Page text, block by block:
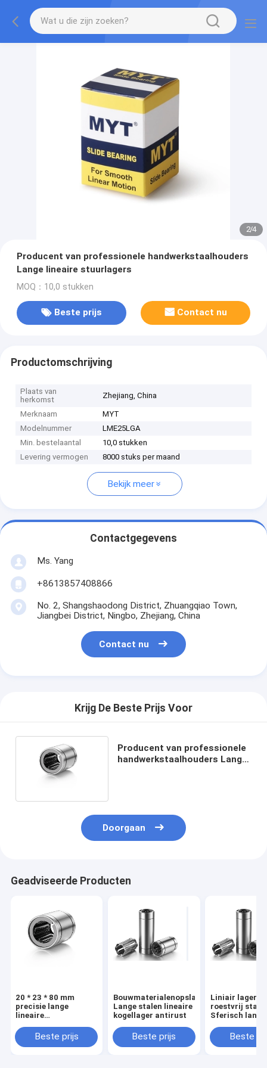
2/4
Producent van professionele handwerkstaalhouders
Lange lineaire stuurlagers
MOQ：10,0 stukken
Beste prijs Contact nu
Productomschrijving
Plaats van
herkomst
Zhejiang, China
Merknaam
MYT
Modelnummer
LME25LGA
Min. bestelaantal
10,0 stukken
Levering vermogen
8000 stuks per maand
Bekijk meer
Contactgegevens
Ms. Yang
+8613857408866
No. 2, Shangshaodong District, Zhuangqiao Town,
Jiangbei District, Ningbo, Zhejiang, China
Contact nu
Krijg De Beste Prijs Voor
Producent van professionele
handwerkstaalhouders Lange
Doorgaan
Geadviseerde Producten
20 * 23 * 80 mm
precisie lange
lineaire
Beste prijs
Bouwmaterialenopslagplaatsen
Lange stalen lineaire
kogellager antirust
Beste prijs
Liniair lager
roestvrij staal
Sferisch lang
Beste